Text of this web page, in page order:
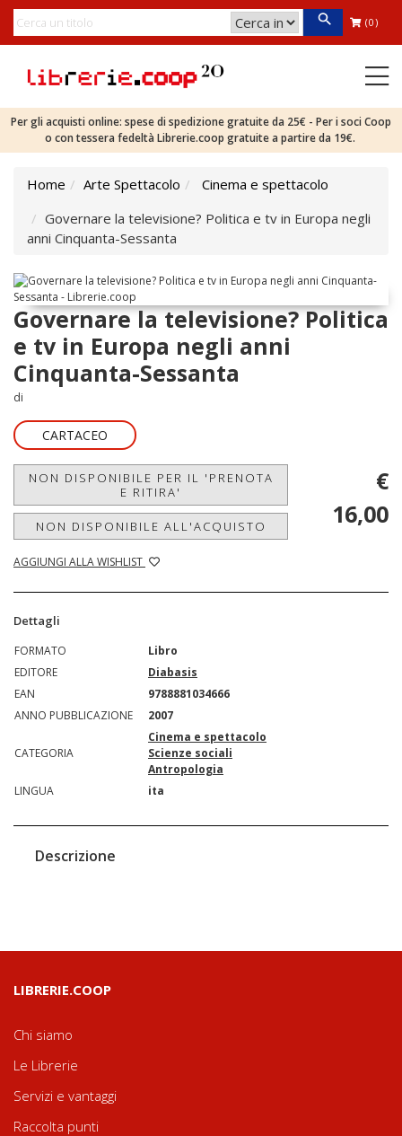
(0)
Per gli acquisti online: spese di spedizione gratuite da 25€ - Per i soci Coop
o con tessera fedeltà Librerie.coop gratuite a partire da 19€.
Home Arte Spettacolo
Cinema e spettacolo
Governare la televisione? Politica e tv in Europa negli
anni Cinquanta-Sessanta
Governare la televisione? Politica
e tv in Europa negli anni
Cinquanta-Sessanta
di
CARTACEO
NON DISPONIBILE PER IL 'PRENOTA
E RITIRA'
NON DISPONIBILE ALL'ACQUISTO
AGGIUNGI ALLA WISHLIST
€
16,00
Dettagli
FORMATO
Libro
EDITORE
Diabasis
EAN
9788881034666
ANNO PUBBLICAZIONE
2007
CATEGORIA
Cinema e spettacolo
Scienze sociali
Antropologia
LINGUA
ita
Descrizione
LIBRERIE.COOP
Chi siamo
Le Librerie
Servizi e vantaggi
Raccolta punti